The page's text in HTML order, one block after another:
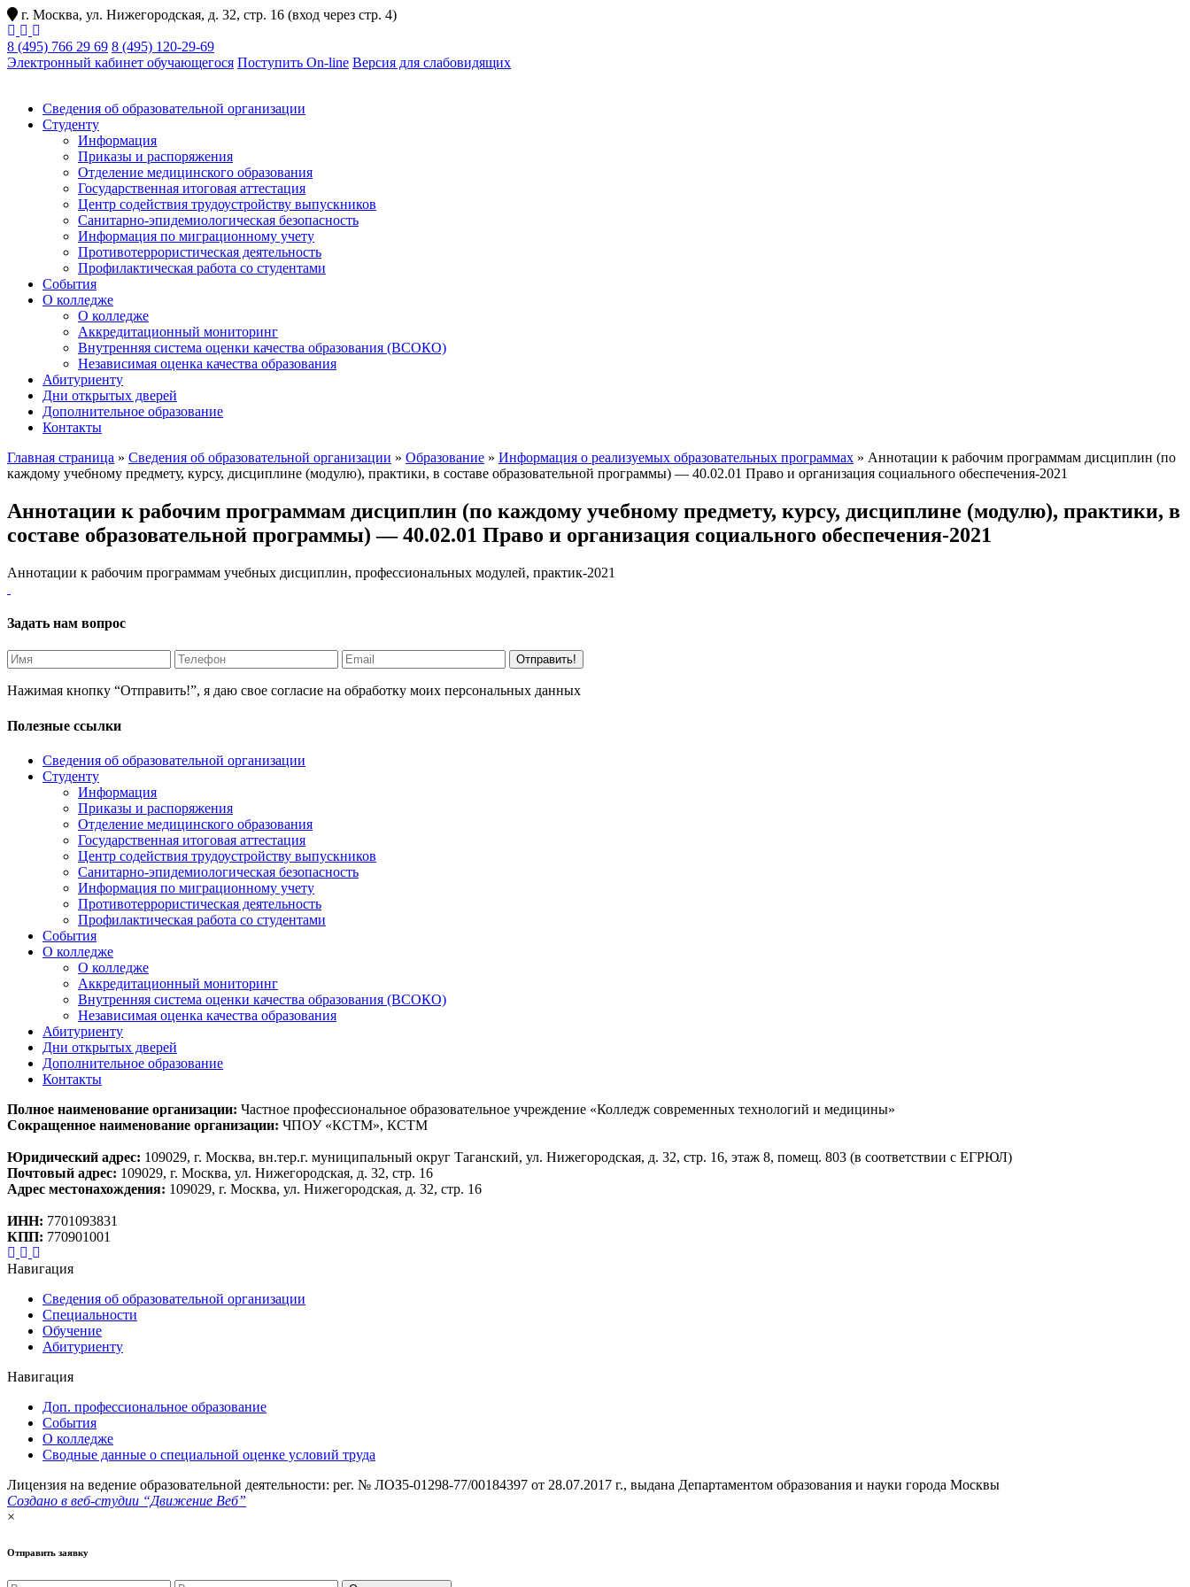
г. Москва, ул. Нижегородская, д. 32, стр. 16 (вход через стр. 4)
8 (495) 766 29 69 8 (495) 120-29-69
Электронный кабинет обучающегося Поступить On-line Версия для слабовидящих
Сведения об образовательной организации
Студенту
Информация
Приказы и распоряжения
Отделение медицинского образования
Государственная итоговая аттестация
Центр содействия трудоустройству выпускников
Санитарно-эпидемиологическая безопасность
Информация по миграционному учету
Противотеррористическая деятельность
Профилактическая работа со студентами
События
О колледже
О колледже
Аккредитационный мониторинг
Внутренняя система оценки качества образования (ВСОКО)
Независимая оценка качества образования
Абитуриенту
Дни открытых дверей
Дополнительное образование
Контакты
Главная страница » Сведения об образовательной организации » Образование » Информация о реализуемых образовательных программах » Аннотации к рабочим программам дисциплин (по
каждому учебному предмету, курсу, дисциплине (модулю), практики, в составе образовательной программы) — 40.02.01 Право и организация социального обеспечения-2021
Аннотации к рабочим программам дисциплин (по каждому учебному предмету, курсу, дисциплине (модулю), практики, в
составе образовательной программы) — 40.02.01 Право и организация социального обеспечения-2021
Аннотации к рабочим программам учебных дисциплин, профессиональных модулей, практик-2021
Задать нам вопрос
Отправить!
Нажимая кнопку “Отправить!”, я даю свое согласие на обработку моих персональных данных
Полезные ссылки
Сведения об образовательной организации
Студенту
Информация
Приказы и распоряжения
Отделение медицинского образования
Государственная итоговая аттестация
Центр содействия трудоустройству выпускников
Санитарно-эпидемиологическая безопасность
Информация по миграционному учету
Противотеррористическая деятельность
Профилактическая работа со студентами
События
О колледже
О колледже
Аккредитационный мониторинг
Внутренняя система оценки качества образования (ВСОКО)
Независимая оценка качества образования
Абитуриенту
Дни открытых дверей
Дополнительное образование
Контакты
Полное наименование организации: Частное профессиональное образовательное учреждение «Колледж современных технологий и медицины»
Сокращенное наименование организации: ЧПОУ «КСТМ», КСТМ
Юридический адрес: 109029, г. Москва, вн.тер.г. муниципальный округ Таганский, ул. Нижегородская, д. 32, стр. 16, этаж 8, помещ. 803 (в соответствии с ЕГРЮЛ)
Почтовый адрес: 109029, г. Москва, ул. Нижегородская, д. 32, стр. 16
Адрес местонахождения: 109029, г. Москва, ул. Нижегородская, д. 32, стр. 16
ИНН: 7701093831
КПП: 770901001
Навигация
Сведения об образовательной организации
Специальности
Обучение
Абитуриенту
Навигация
Доп. профессиональное образование
События
О колледже
Сводные данные о специальной оценке условий труда
Лицензия на ведение образовательной деятельности: рег. № ЛОЗ5-01298-77/00184397 от 28.07.2017 г., выдана Департаментом образования и науки города Москвы
Создано в веб-студии “Движение Веб”
×
Отправить заявку